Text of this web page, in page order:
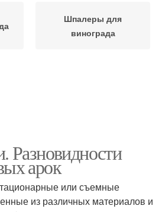
Шпалеры для
винограда
Разновидности
арок
или съемные
из различных материалов и